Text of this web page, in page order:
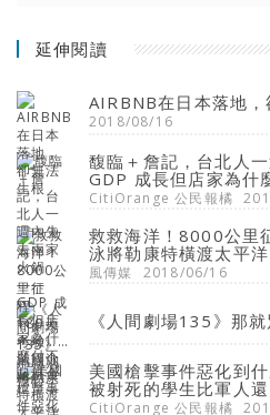
延伸閱讀
AIRBNB在日本落地，
2018/08/16
馥臨＋詹記，台北人
GDP 成長但店家為什
CitiOrange 公民報橘
救救海洋！8000公里
泳將勒康特橫渡太平
風傳媒 2018/06/16
《人間劇場135》那
美國槍擊事件惡化到
被射死的學生比軍人
CitiOrange 公民報橘